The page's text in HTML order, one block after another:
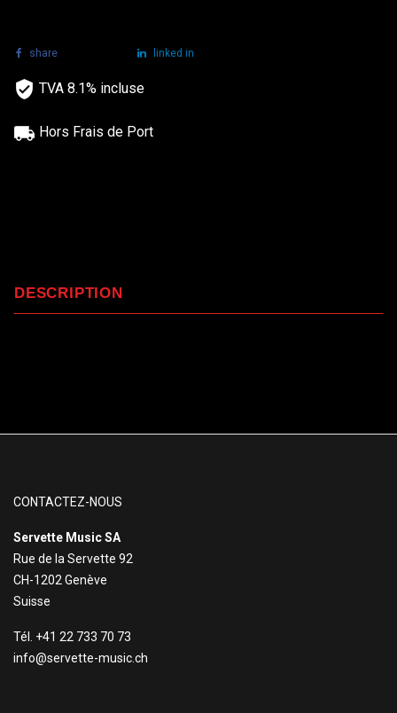
share linked in
TVA 8.1% incluse
Hors Frais de Port
DESCRIPTION
CONTACTEZ-NOUS
Servette Music SA
Rue de la Servette 92
CH-1202 Genève
Suisse
Tél. +41 22 733 70 73
info@servette-music.ch